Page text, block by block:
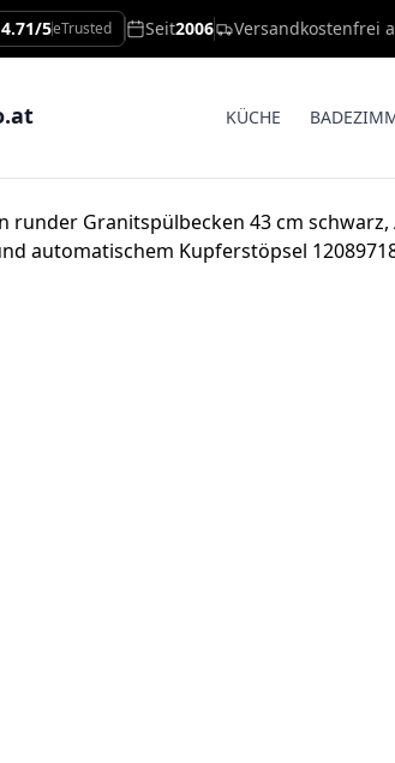
4.71/5eTrusted Seit2006 Versandkostenfrei
KÜCHE